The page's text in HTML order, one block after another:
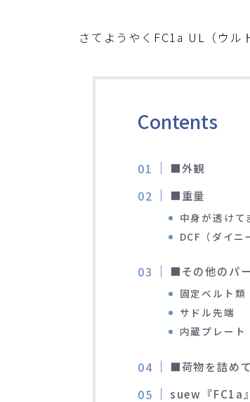
さてようやくFC1a UL（ウル
Contents
■外観
■重量
中身が透けて
DCF（ダイ
■その他のパ
固定ベルト類
サドル先端
内蔵プレート
■荷物を詰め
suew『FC1a